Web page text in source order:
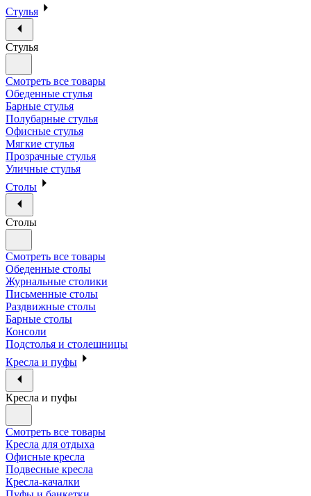
Стулья
Стулья
Смотреть все товары
Обеденные стулья
Барные стулья
Полубарные стулья
Офисные стулья
Мягкие стулья
Прозрачные стулья
Уличные стулья
Столы
Столы
Смотреть все товары
Обеденные столы
Журнальные столики
Письменные столы
Раздвижные столы
Барные столы
Консоли
Подстолья и столешницы
Кресла и пуфы
Кресла и пуфы
Смотреть все товары
Кресла для отдыха
Офисные кресла
Подвесные кресла
Кресла-качалки